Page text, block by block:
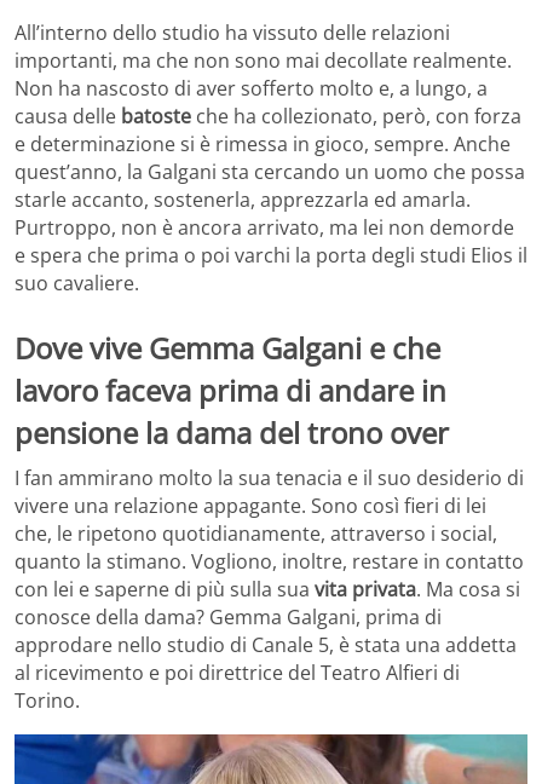
All’interno dello studio ha vissuto delle relazioni
importanti, ma che non sono mai decollate realmente.
Non ha nascosto di aver sofferto molto e, a lungo, a
causa delle batoste che ha collezionato, però, con forza
e determinazione si è rimessa in gioco, sempre. Anche
quest’anno, la Galgani sta cercando un uomo che possa
starle accanto, sostenerla, apprezzarla ed amarla.
Purtroppo, non è ancora arrivato, ma lei non demorde
e spera che prima o poi varchi la porta degli studi Elios il
suo cavaliere.
Dove vive Gemma Galgani e che
lavoro faceva prima di andare in
pensione la dama del trono over
I fan ammirano molto la sua tenacia e il suo desiderio di
vivere una relazione appagante. Sono così fieri di lei
che, le ripetono quotidianamente, attraverso i social,
quanto la stimano. Vogliono, inoltre, restare in contatto
con lei e saperne di più sulla sua vita privata. Ma cosa si
conosce della dama? Gemma Galgani, prima di
approdare nello studio di Canale 5, è stata una addetta
al ricevimento e poi direttrice del Teatro Alfieri di
Torino.